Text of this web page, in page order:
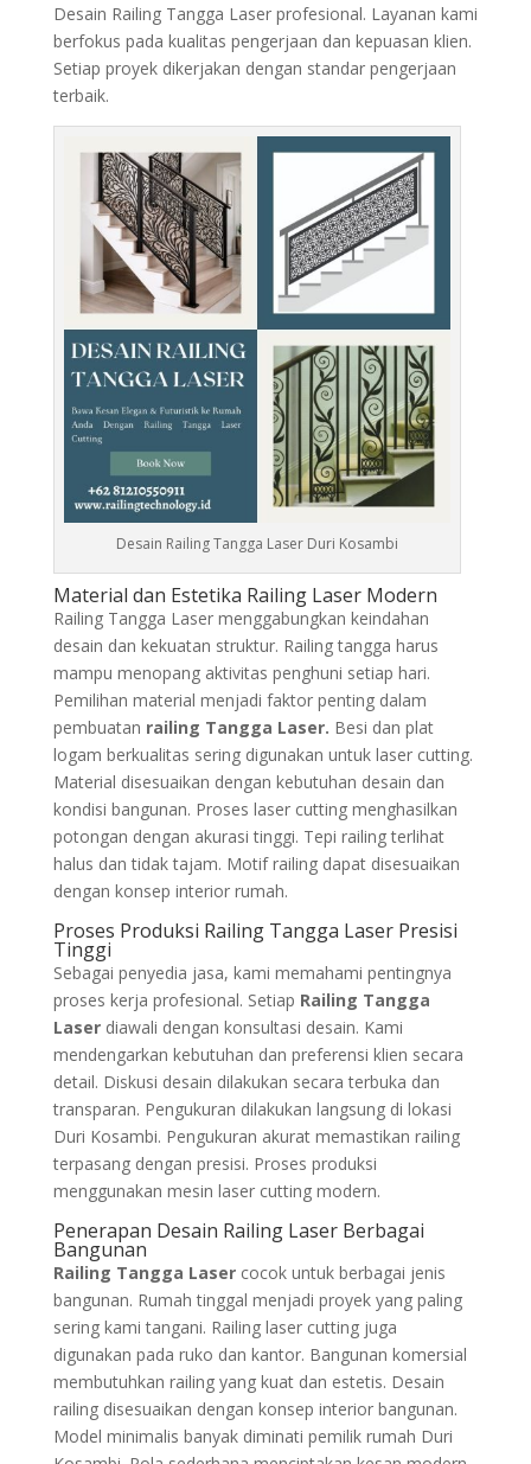
Desain Railing Tangga Laser profesional. Layanan kami
berfokus pada kualitas pengerjaan dan kepuasan klien.
Setiap proyek dikerjakan dengan standar pengerjaan
terbaik.
Desain Railing Tangga Laser Duri Kosambi
Material dan Estetika Railing Laser Modern
Railing Tangga Laser menggabungkan keindahan
desain dan kekuatan struktur. Railing tangga harus
mampu menopang aktivitas penghuni setiap hari.
Pemilihan material menjadi faktor penting dalam
pembuatan railing Tangga Laser. Besi dan plat
logam berkualitas sering digunakan untuk laser cutting.
Material disesuaikan dengan kebutuhan desain dan
kondisi bangunan. Proses laser cutting menghasilkan
potongan dengan akurasi tinggi. Tepi railing terlihat
halus dan tidak tajam. Motif railing dapat disesuaikan
dengan konsep interior rumah.
Proses Produksi Railing Tangga Laser Presisi
Tinggi
Sebagai penyedia jasa, kami memahami pentingnya
proses kerja profesional. Setiap Railing Tangga
Laserdiawali dengan konsultasi desain. Kami
mendengarkan kebutuhan dan preferensi klien secara
detail. Diskusi desain dilakukan secara terbuka dan
transparan. Pengukuran dilakukan langsung di lokasi
Duri Kosambi. Pengukuran akurat memastikan railing
terpasang dengan presisi. Proses produksi
menggunakan mesin laser cutting modern.
Penerapan Desain Railing Laser Berbagai
Bangunan
Railing Tangga Lasercocok untuk berbagai jenis
bangunan. Rumah tinggal menjadi proyek yang paling
sering kami tangani. Railing laser cutting juga
digunakan pada ruko dan kantor. Bangunan komersial
membutuhkan railing yang kuat dan estetis. Desain
railing disesuaikan dengan konsep interior bangunan.
Model minimalis banyak diminati pemilik rumah Duri